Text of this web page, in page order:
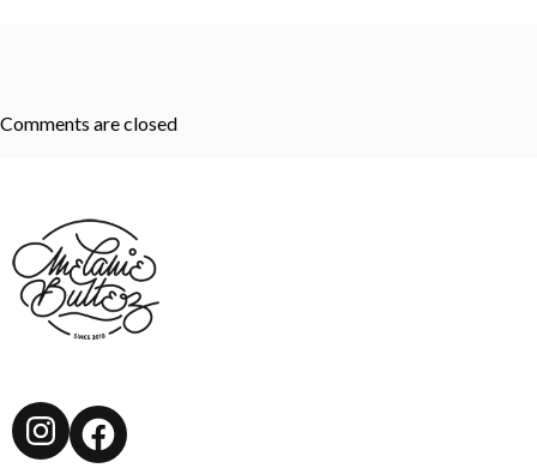
Comments are closed
Instagram
Facebook